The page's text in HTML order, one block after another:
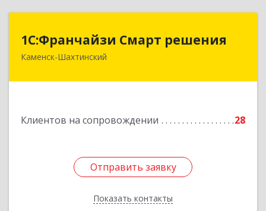
1С:Франчайзи Смарт решения
Каменск-Шахтинский
Клиентов на сопровождении 28
Отправить заявку
Показать контакты
1С:Франчайзи Смарт решения
347800, Ростовская обл, Каменск-Шахтинский г,
Отправить заявку
Назад